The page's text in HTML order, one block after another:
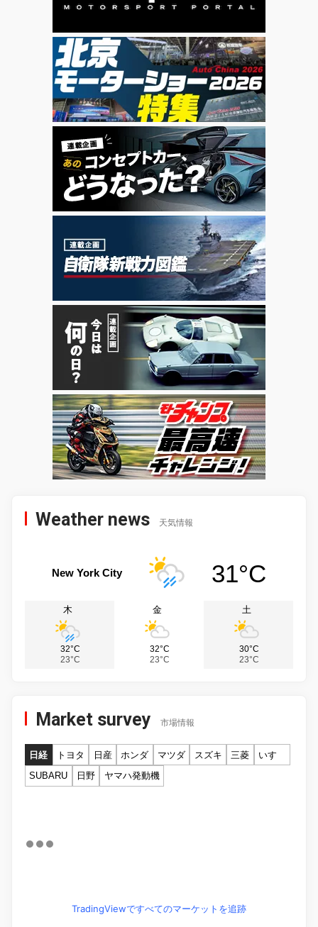
Weather news 天気情報
New York City 31°C
木
32°C
23°C
金
32°C
23°C
土
30°C
23°C
Market survey 市場情報
日経 トヨタ 日産 ホンダ マツダ スズキ 三菱
いすゞ
SUBARU
日野 ヤマハ発動機
TradingViewですべてのマーケットを追跡